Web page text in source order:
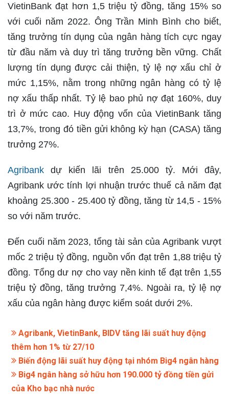
VietinBank đạt hơn 1,5 triệu tỷ đồng, tăng 15% so
với cuối năm 2022. Ông Trần Minh Bình cho biết,
tăng trưởng tín dụng của ngân hàng tích cực ngay
từ đầu năm và duy trì tăng trưởng bền vững. Chất
lượng tín dụng được cải thiện, tỷ lệ nợ xấu chỉ ở
mức 1,15%, nằm trong những ngân hàng có tỷ lệ
nợ xấu thấp nhất. Tỷ lệ bao phủ nợ đạt 160%, duy
trì ở mức cao. Huy động vốn của VietinBank tăng
13,7%, trong đó tiền gửi không kỳ hạn (CASA) tăng
trưởng 27%.
Agribank dự kiến lãi trên 25.000 tỷ. Mới đây,
Agribank ước tính lợi nhuận trước thuế cả năm đạt
khoảng 25.300 - 25.400 tỷ đồng, tăng từ 14,5 - 15%
so với năm trước.
Đến cuối năm 2023, tổng tài sản của Agribank vượt
mốc 2 triệu tỷ đồng, nguồn vốn đạt trên 1,88 triệu tỷ
đồng. Tổng dư nợ cho vay nền kinh tế đạt trên 1,55
triệu tỷ đồng, tăng trưởng 7,4%. Ngoài ra, tỷ lệ nợ
xấu của ngân hàng được kiểm soát dưới 2%.
Agribank, VietinBank, BIDV tăng lãi suất huy động
thêm hơn 1% từ 27/10
Biến động lãi suất huy động tại nhóm Big4 ngân hàng
Big4 ngân hàng sở hữu hơn 190.000 tỷ đồng tiền gửi
của Kho bạc nhà nước